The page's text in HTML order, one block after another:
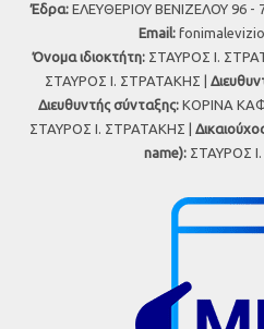
Έδρα: ΕΛΕΥΘΕΡΙΟΥ ΒΕΝΙΖΕΛΟΥ 96 -
Εmail:
Όνομα ιδιοκτήτη: ΣΤΑΥΡΟΣ Ι.
ΣΤΑΥΡΟΣ Ι. ΣΤΡΑΤΑΚΗΣ |
Διευθυντής σύνταξης:ΚΟΡΙΝΑ
ΣΤΑΥΡΟΣ Ι. ΣΤΡΑΤΑΚΗΣ |
name):ΣΤΑΥΡΟΣ